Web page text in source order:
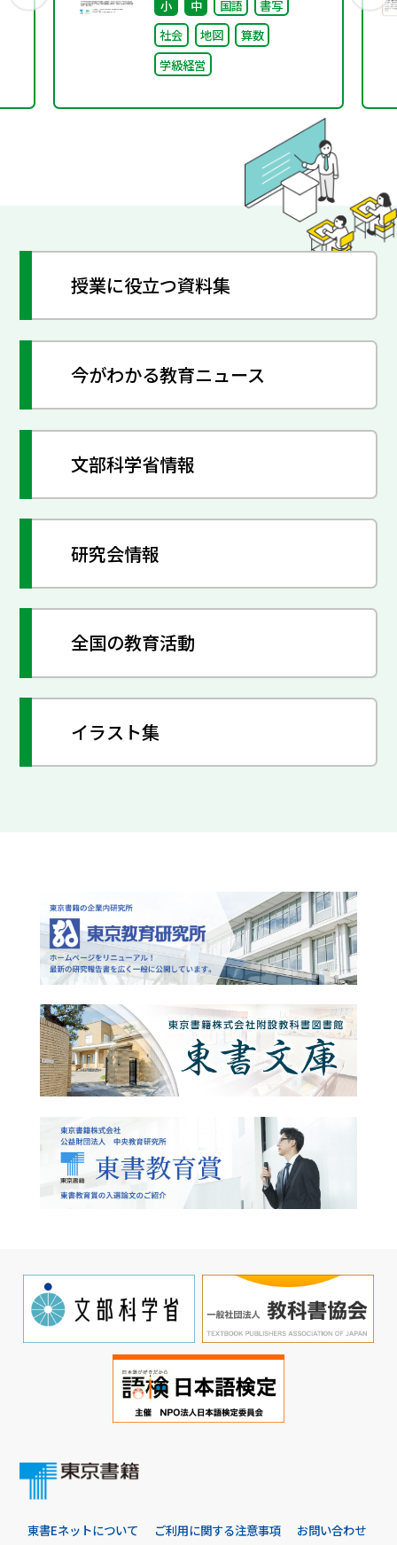
小 中 国語
書写
社会
地図
算数
学級経営
授業に役立つ資料集
今がわかる教育ニュース
文部科学省情報
研究会情報
全国の教育活動
イラスト集
東書Eネットについて ご利用に関する注意事項
お問い合わせ